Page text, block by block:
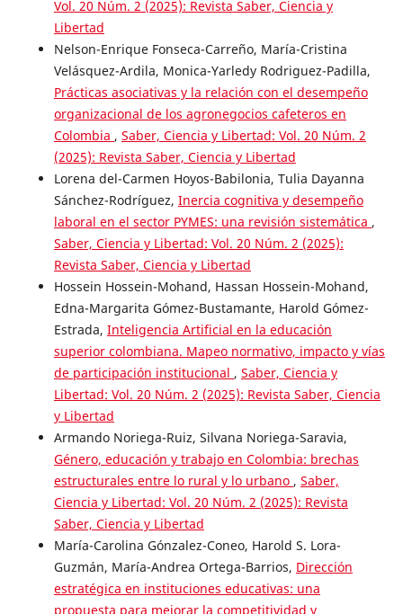
Vol. 20 Núm. 2 (2025): Revista Saber, Ciencia y
Libertad
Nelson-Enrique Fonseca-Carreño, María-Cristina
Velásquez-Ardila, Monica-Yarledy Rodriguez-Padilla,
Prácticas asociativas y la relación con el desempeño
organizacional de los agronegocios cafeteros en
Colombia , Saber, Ciencia y Libertad: Vol. 20 Núm. 2
(2025): Revista Saber, Ciencia y Libertad
Lorena del-Carmen Hoyos-Babilonia, Tulia Dayanna
Sánchez-Rodríguez, Inercia cognitiva y desempeño
laboral en el sector PYMES: una revisión sistemática ,
Saber, Ciencia y Libertad: Vol. 20 Núm. 2 (2025):
Revista Saber, Ciencia y Libertad
Hossein Hossein-Mohand, Hassan Hossein-Mohand,
Edna-Margarita Gómez-Bustamante, Harold Gómez-
Estrada, Inteligencia Artificial en la educación
superior colombiana. Mapeo normativo, impacto y vías
de participación institucional , Saber, Ciencia y
Libertad: Vol. 20 Núm. 2 (2025): Revista Saber, Ciencia
y Libertad
Armando Noriega-Ruiz, Silvana Noriega-Saravia,
Género, educación y trabajo en Colombia: brechas
estructurales entre lo rural y lo urbano , Saber,
Ciencia y Libertad: Vol. 20 Núm. 2 (2025): Revista
Saber, Ciencia y Libertad
María-Carolina Gónzalez-Coneo, Harold S. Lora-
Guzmán, María-Andrea Ortega-Barrios, Dirección
estratégica en instituciones educativas: una
propuesta para mejorar la competitividad y